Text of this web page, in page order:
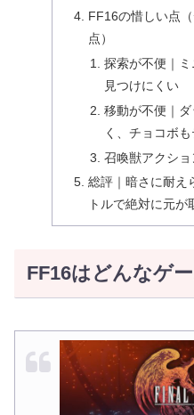
FF16の惜しい点
点）
探索が不便｜
見つけにくい
移動が不便｜
く、チョコボ
召喚獣アクシ
総評｜暗さに耐え
トルで絶対に元が
FF16はどんなゲ